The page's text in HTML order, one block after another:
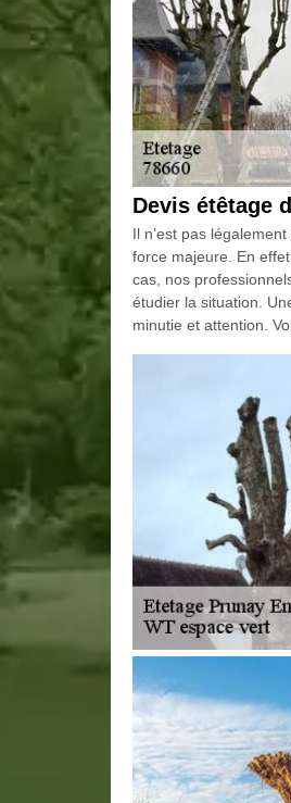
Devis étêtage
Il n’est pas
force majeure. En
cas, nos
étudier la situation.
minutie et attention.